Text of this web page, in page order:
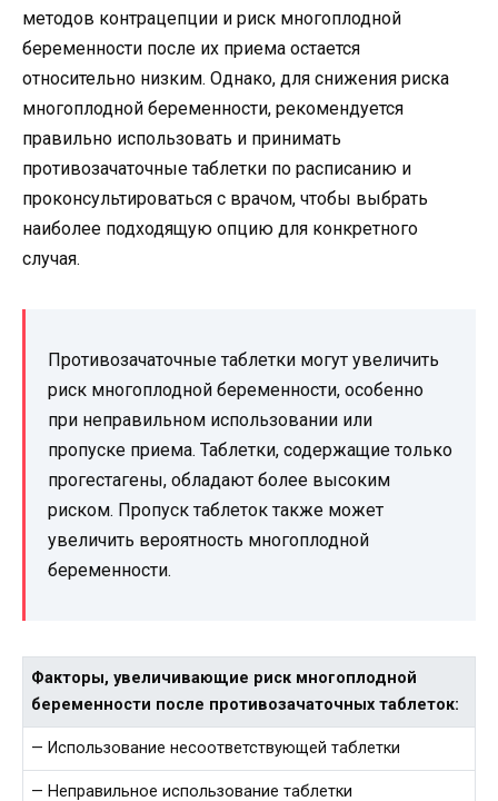
методов контрацепции и риск многоплодной
беременности после их приема остается
относительно низким. Однако, для снижения риска
многоплодной беременности, рекомендуется
правильно использовать и принимать
противозачаточные таблетки по расписанию и
проконсультироваться с врачом, чтобы выбрать
наиболее подходящую опцию для конкретного
случая.
Противозачаточные таблетки могут увеличить
риск многоплодной беременности, особенно
при неправильном использовании или
пропуске приема. Таблетки, содержащие только
прогестагены, обладают более высоким
риском. Пропуск таблеток также может
увеличить вероятность многоплодной
беременности.
Факторы, увеличивающие риск многоплодной
беременности после противозачаточных таблеток:
— Использование несоответствующей таблетки
— Неправильное использование таблетки